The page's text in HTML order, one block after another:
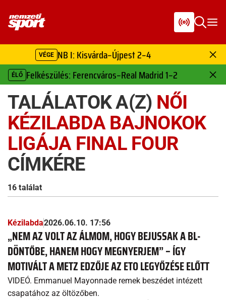
VÉGE NB I: Kisvárda–Újpest 2–4
ÉLŐ Felkészülés: Ferencváros–Real Madrid 1–2
TALÁLATOK A(Z) NŐI
KÉZILABDA BAJNOKOK
LIGÁJA FINAL FOUR
CÍMKÉRE
16 találat
Kézilabda2026.06.10. 17:56
„NEM AZ VOLT AZ ÁLMOM, HOGY BEJUSSAK A BL-
DÖNTŐBE, HANEM HOGY MEGNYERJEM” – ÍGY
MOTIVÁLT A METZ EDZŐJE AZ ETO LEGYŐZÉSE ELŐTT
VIDEÓ. Emmanuel Mayonnade remek beszédet intézett
csapatához az öltözőben.